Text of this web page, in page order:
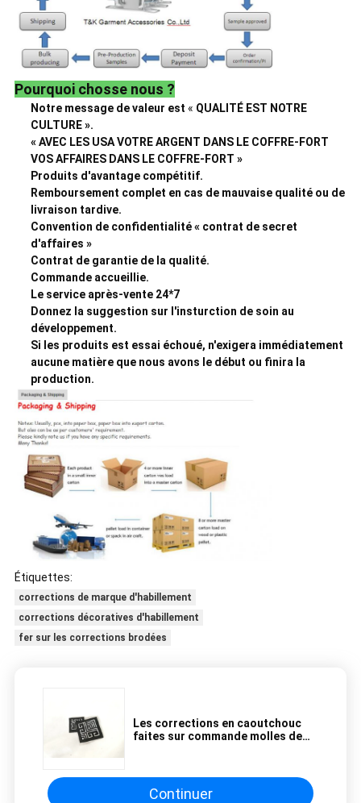
Pourquoi chosse nous ?
Notre message de valeur est « QUALITÉ EST NOTRE
CULTURE ».
« AVEC LES USA VOTRE ARGENT DANS LE COFFRE-FORT
VOS AFFAIRES DANS LE COFFRE-FORT »
Produits d'avantage compétitif.
Remboursement complet en cas de mauvaise qualité ou de
livraison tardive.
Convention de confidentialité « contrat de secret
d'affaires »
Contrat de garantie de la qualité.
Commande accueillie.
Le service après-vente 24*7
Donnez la suggestion sur l'insturction de soin au
développement.
Si les produits est essai échoué, n'exigera immédiatement
aucune matière que nous avons le début ou finira la
production.
Étiquettes:
corrections de marque d'habillement
corrections décoratives d'habillement
fer sur les corrections brodées
Les corrections en caoutchouc
faites sur commande molles de
accessoires de vêtement
Continuer